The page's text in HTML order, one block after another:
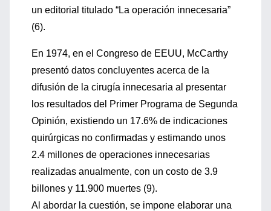
un editorial titulado “La operación innecesaria”
(6).
En 1974, en el Congreso de EEUU, McCarthy
presentó datos concluyentes acerca de la
difusión de la cirugía innecesaria al presentar
los resultados del Primer Programa de Segunda
Opinión, existiendo un 17.6% de indicaciones
quirúrgicas no confirmadas y estimando unos
2.4 millones de operaciones innecesarias
realizadas anualmente, con un costo de 3.9
billones y 11.900 muertes (9).
Al abordar la cuestión, se impone elaborar una